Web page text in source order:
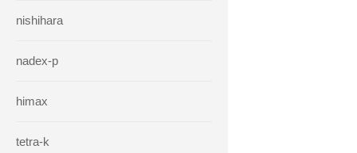
nishihara
nadex-p
himax
tetra-k